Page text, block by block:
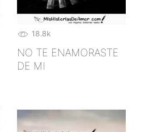
18.8k
NO TE ENAMORASTE
DE MI